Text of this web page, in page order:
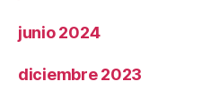
junio 2024
diciembre 2023